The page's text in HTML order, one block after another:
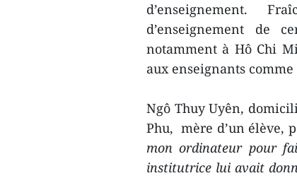
d’enseignement.
d’enseignement de
notamment à Hô Chi
aux enseignants comme
Ngô Thuy Uyên,
Phu, mère d’un élève,
mon ordinateur pour
institutrice lui avait